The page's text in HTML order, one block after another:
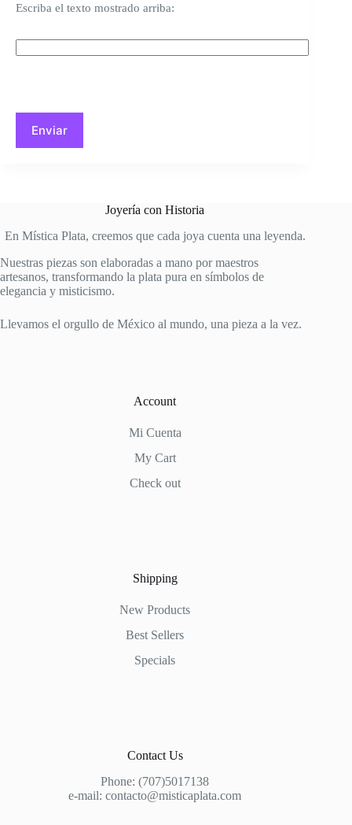
Escriba el texto mostrado arriba:
Enviar
Joyería con Historia
En Mística Plata, creemos que cada joya cuenta una leyenda.
Nuestras piezas son elaboradas a mano por maestros
artesanos, transformando la plata pura en símbolos de
elegancia y misticismo.
Llevamos el orgullo de México al mundo, una pieza a la vez.
Account
Mi Cuenta
My Cart
Check out
Shipping
New Products
Best Sellers
Specials
Contact Us
Phone:(707)5017138
e-mail: contacto@misticaplata.com